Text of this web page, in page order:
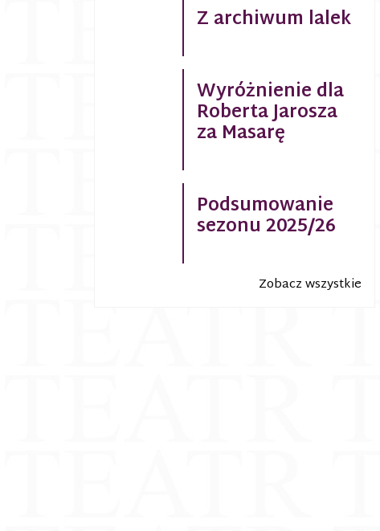
Z archiwum lalek
Wyróżnienie dla
Roberta Jarosza
za Masarę
Podsumowanie
sezonu 2025/26
Zobacz wszystkie